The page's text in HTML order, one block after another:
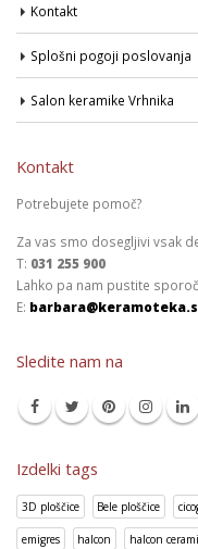
Kontakt
Splošni pogoji poslovanja
Salon keramike Vrhnika
Kontakt
Potrebujete pomoč?
Za vas smo dosegljivi vsak
T: 031 255 900
Lahko pa nam pustite
E:
Sledite nam na
Izdelki tags
3D ploščice Bele ploščice
emigres halcon halcon